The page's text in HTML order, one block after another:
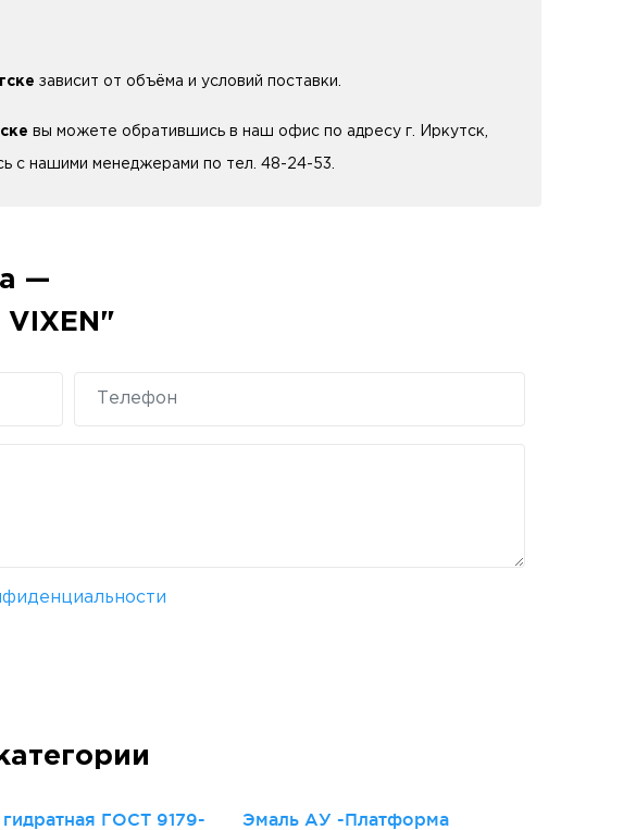
зависит от объёма и условий поставки.
вы можете обратившись в наш офис по адресу г. Иркутск,
с нашими менеджерами по тел. 48-24-53.
—
гидратная ГОСТ 9179-
Эмаль АУ -Платформа